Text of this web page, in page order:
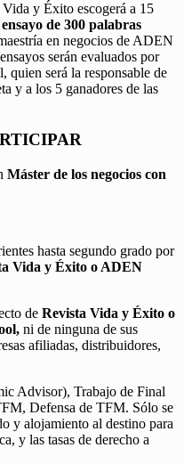
y Éxito escogerá a 15
ensayo de 300 palabras
en negocios de ADEN
serán evaluados por
será la responsable de
y a los 5 ganadores de las
Máster de los negocios con
hasta segundo grado por
Vida y Éxito o ADEN
de Revista Vida y Éxito o
ni de ninguna de sus
afiliadas, distribuidores,
Advisor), Trabajo de Final
Defensa de TFM. Sólo se
y alojamiento al destino para
y las tasas de derecho a